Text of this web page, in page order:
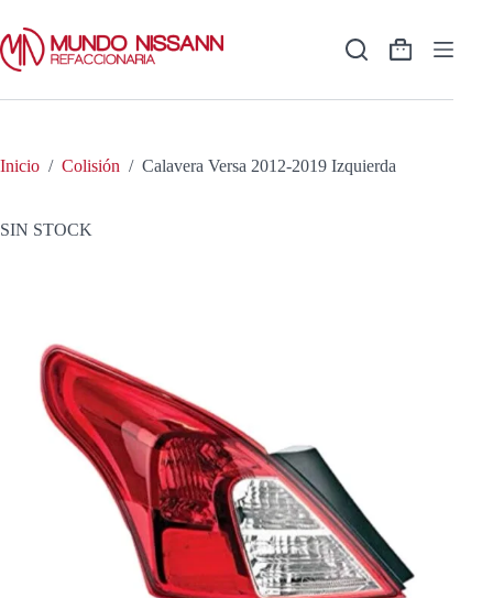
contenido
Shopping
Inicio / Colisión / Calavera Versa 2012-2019 Izquierda
SIN STOCK